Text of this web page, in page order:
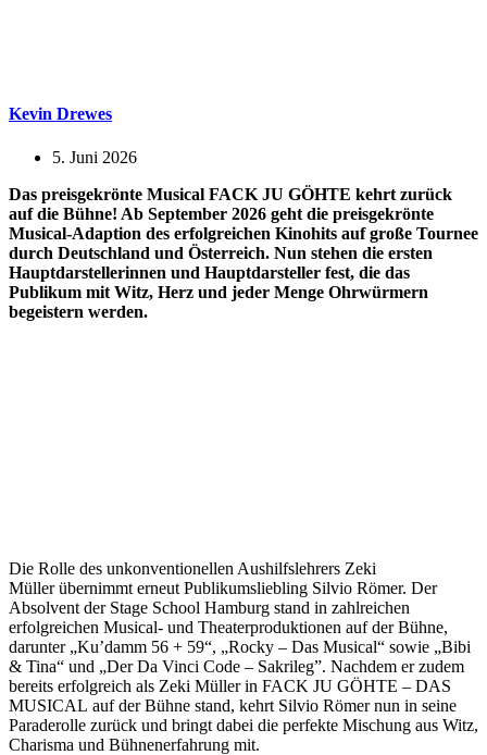
Kevin Drewes
5. Juni 2026
Das preisgekrönte Musical FACK JU GÖHTE kehrt zurück
auf die Bühne! Ab September 2026 geht die preisgekrönte
Musical-Adaption des erfolgreichen Kinohits auf große Tournee
durch Deutschland und Österreich. Nun stehen die ersten
Hauptdarstellerinnen und Hauptdarsteller fest, die das
Publikum mit Witz, Herz und jeder Menge Ohrwürmern
begeistern werden.
Die Rolle des unkonventionellen Aushilfslehrers Zeki
Müller übernimmt erneut Publikumsliebling Silvio Römer. Der
Absolvent der Stage School Hamburg stand in zahlreichen
erfolgreichen Musical- und Theaterproduktionen auf der Bühne,
darunter „Ku’damm 56 + 59“, „Rocky – Das Musical“ sowie „Bibi
& Tina“ und „Der Da Vinci Code – Sakrileg”. Nachdem er zudem
bereits erfolgreich als Zeki Müller in FACK JU GÖHTE – DAS
MUSICAL auf der Bühne stand, kehrt Silvio Römer nun in seine
Paraderolle zurück und bringt dabei die perfekte Mischung aus Witz,
Charisma und Bühnenerfahrung mit.